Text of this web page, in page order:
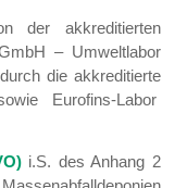
der akkreditierten
– Umweltlabor
die akkreditierte
Eurofins-Labor
i.S. des Anhang 2